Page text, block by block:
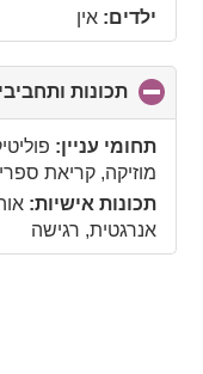
ילדים: אין
תכונות
תחומי עניין:
מוזיקה, קריאת
תכונות אישיות:
אנרגטית, רגישה